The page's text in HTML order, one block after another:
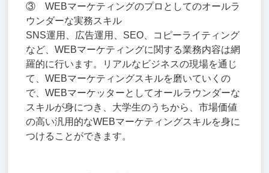
③ WEBマーケティングのプロとしてのオールラ
ウンダーな実務スキル
SNS運用、広告運用、SEO、コピーライティング
など、WEBマーケティングに関する業務内容は網
羅的に行います。リアルなビジネスの現場を通じ
て、WEBマーケティングスキルを磨いていくの
で、WEBマーケッターとしてオールラウンダーな
スキルが身につき、大学生のうちから、市場価値
の高い汎用的なWEBマーケティングスキルを身に
つけることができます。